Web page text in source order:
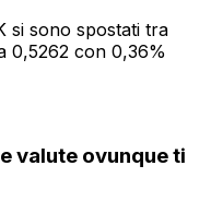
si sono spostati tra
0,5262 con 0,36%
valute ovunque ti